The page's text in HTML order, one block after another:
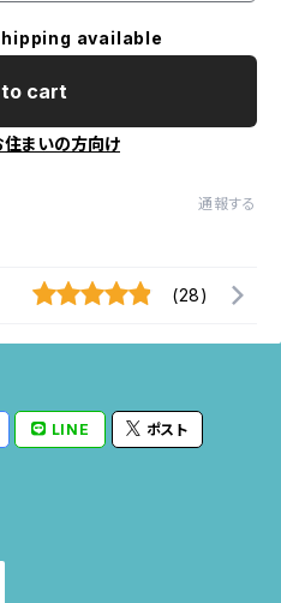
available
cart
まいの方向け
通報する
(28)
LINE ポスト